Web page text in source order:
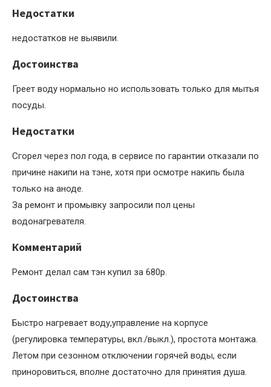
Недостатки
недостатков не выявили.
Достоинства
Греет воду нормально но использовать только для мытья
посуды.
Недостатки
Сгорел через пол года, в сервисе по гарантии отказали по
причине накипи на тэне, хотя при осмотре накипь была
только на аноде.
За ремонт и промывку запросили пол цены
водонагревателя.
Комментарий
Ремонт делал сам тэн купил за 680р.
Достоинства
Быстро нагревает воду,управление на корпусе
(регулировка температуры, вкл./выкл.), простота монтажа.
Летом при сезонном отключении горячей воды, если
приноровиться, вполне достаточно для принятия душа.